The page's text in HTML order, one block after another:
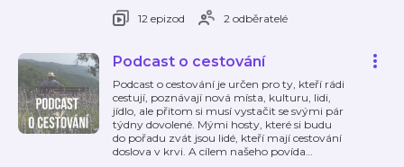
12 epizod
2 odběratelé
Podcast o cestování
Podcast o cestování je určen pro ty, kteří rádi
cestují, poznávají nová místa, kulturu, lidi,
jídlo, ale přitom si musí vystačit se svými pár
týdny dovolené. Mými hosty, které si budu
do pořadu zvát jsou lidé, kteří mají cestování
doslova v krvi. A cílem našeho povída…